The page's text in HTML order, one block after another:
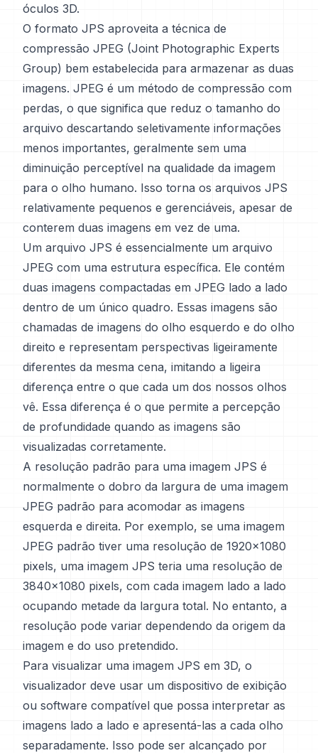
óculos 3D.
O formato JPS aproveita a técnica de
compressão JPEG (Joint Photographic Experts
Group) bem estabelecida para armazenar as duas
imagens. JPEG é um método de compressão com
perdas, o que significa que reduz o tamanho do
arquivo descartando seletivamente informações
menos importantes, geralmente sem uma
diminuição perceptível na qualidade da imagem
para o olho humano. Isso torna os arquivos JPS
relativamente pequenos e gerenciáveis, apesar de
conterem duas imagens em vez de uma.
Um arquivo JPS é essencialmente um arquivo
JPEG com uma estrutura específica. Ele contém
duas imagens compactadas em JPEG lado a lado
dentro de um único quadro. Essas imagens são
chamadas de imagens do olho esquerdo e do olho
direito e representam perspectivas ligeiramente
diferentes da mesma cena, imitando a ligeira
diferença entre o que cada um dos nossos olhos
vê. Essa diferença é o que permite a percepção
de profundidade quando as imagens são
visualizadas corretamente.
A resolução padrão para uma imagem JPS é
normalmente o dobro da largura de uma imagem
JPEG padrão para acomodar as imagens
esquerda e direita. Por exemplo, se uma imagem
JPEG padrão tiver uma resolução de 1920x1080
pixels, uma imagem JPS teria uma resolução de
3840x1080 pixels, com cada imagem lado a lado
ocupando metade da largura total. No entanto, a
resolução pode variar dependendo da origem da
imagem e do uso pretendido.
Para visualizar uma imagem JPS em 3D, o
visualizador deve usar um dispositivo de exibição
ou software compatível que possa interpretar as
imagens lado a lado e apresentá-las a cada olho
separadamente. Isso pode ser alcançado por